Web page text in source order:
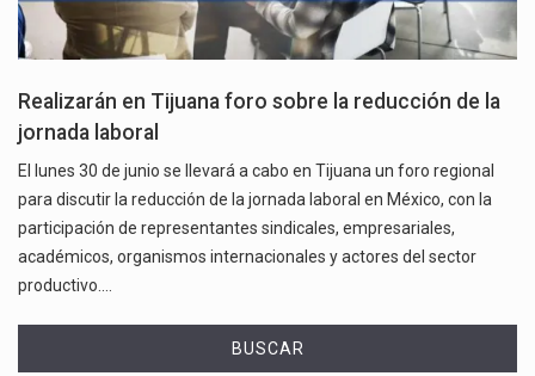
Realizarán en Tijuana foro sobre la reducción de la
jornada laboral
El lunes 30 de junio se llevará a cabo en Tijuana un foro regional
para discutir la reducción de la jornada laboral en México, con la
participación de representantes sindicales, empresariales,
académicos, organismos internacionales y actores del sector
productivo.…
BUSCAR